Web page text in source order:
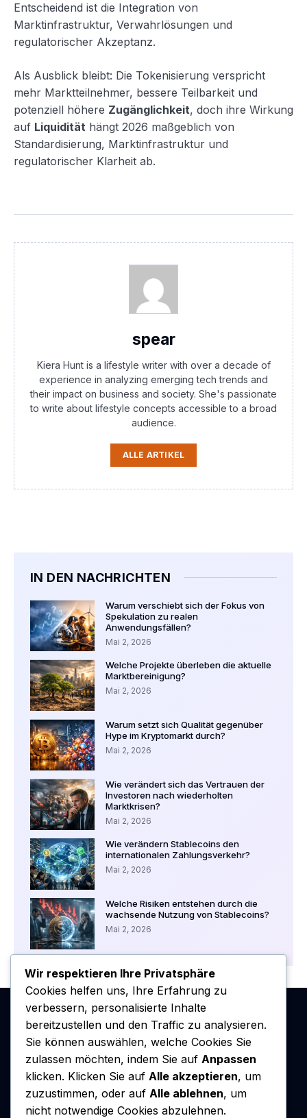
Entscheidend ist die Integration von
Marktinfrastruktur, Verwahrlösungen und
regulatorischer Akzeptanz.
Als Ausblick bleibt: Die Tokenisierung verspricht
mehr Marktteilnehmer, bessere Teilbarkeit und
potenziell höhere Zugänglichkeit, doch ihre Wirkung
auf Liquidität hängt 2026 maßgeblich von
Standardisierung, Marktinfrastruktur und
regulatorischer Klarheit ab.
spear
Kiera Hunt is a lifestyle writer with over a decade of
experience in analyzing emerging tech trends and
their impact on business and society. She's passionate
to write about lifestyle concepts accessible to a broad
audience.
ALLE ARTIKEL
IN DEN NACHRICHTEN
Warum verschiebt sich der Fokus von
Spekulation zu realen
Anwendungsfällen?
Mai 2, 2026
Welche Projekte überleben die aktuelle
Marktbereinigung?
Mai 2, 2026
Warum setzt sich Qualität gegenüber
Hype im Kryptomarkt durch?
Mai 2, 2026
Wie verändert sich das Vertrauen der
Investoren nach wiederholten
Marktkrisen?
Mai 2, 2026
Wie verändern Stablecoins den
internationalen Zahlungsverkehr?
Mai 2, 2026
Welche Risiken entstehen durch die
wachsende Nutzung von Stablecoins?
Mai 2, 2026
Wir respektieren Ihre Privatsphäre
Cookies helfen uns, Ihre Erfahrung zu
verbessern, personalisierte Inhalte
bereitzustellen und den Traffic zu analysieren.
Sie können auswählen, welche Cookies Sie
zulassen möchten, indem Sie auf Anpassen
klicken. Klicken Sie auf Alle akzeptieren, um
zuzustimmen, oder auf Alle ablehnen, um
nicht notwendige Cookies abzulehnen.